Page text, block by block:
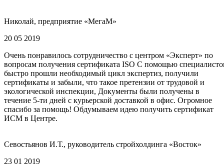
Николай, предприятие «МегаМ»
20 05 2019
Очень понравилось сотрудничество с центром «Эксперт» по
вопросам получения сертификата ISO С помощью
быстро прошли необходимый цикл экспертиз, получили
сертификаты и забыли, что такое претензии от трудовой и
экологической инспекции, Документы были получены в
течение 5-ти дней с курьерской доставкой в офис. Огромное
спасибо за помощь! Обдумываем идею получить сертификат
ИСМ в Центре.
Севостьянов И.Т., руководитель стройхолдинга «Восток»
23 01 2019